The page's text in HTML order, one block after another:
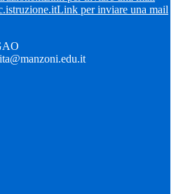
Link per inviare una mail